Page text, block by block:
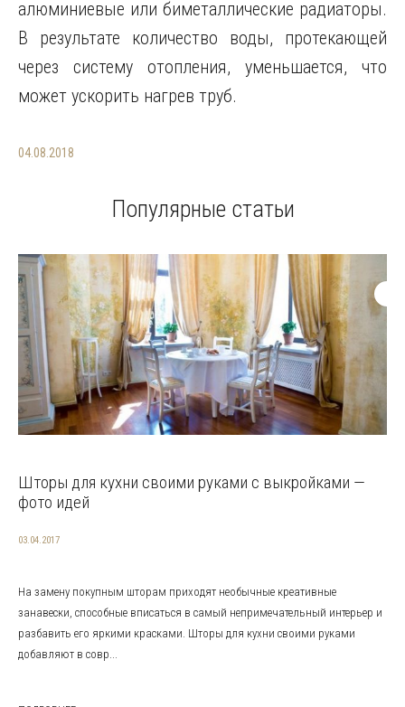
алюминиевые или биметаллические радиаторы.
В результате количество воды, протекающей
через систему отопления, уменьшается, что
может ускорить нагрев труб.
04.08.2018
Популярные статьи
Шторы для кухни своими руками с выкройками —
фото идей
03.04.2017
На замену покупным шторам приходят необычные креативные
занавески, способные вписаться в самый непримечательный интерьер и
разбавить его яркими красками. Шторы для кухни своими руками
добавляют в совр...